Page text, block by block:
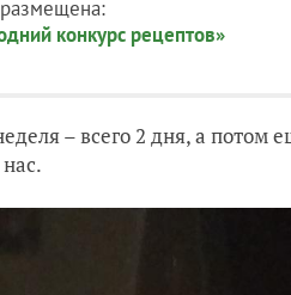
конкурс рецептов»
– всего 2 дня, а потом